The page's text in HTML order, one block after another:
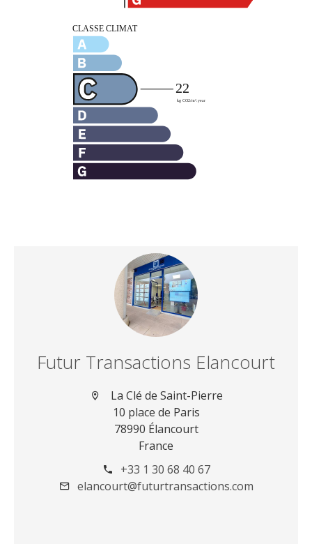
Futur Transactions Elancourt
La Clé de Saint-Pierre
10 place de Paris
78990 Élancourt
France
+33 1 30 68 40 67
elancourt@futurtransactions.com